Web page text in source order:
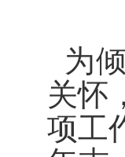
为
关怀
项工